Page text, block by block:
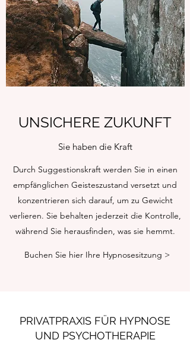
UNSICHERE ZUKUNFT
Sie haben die Kraft
Durch Suggestionskraft werden Sie in einen
empfänglichen Geisteszustand versetzt und
konzentrieren sich darauf, um zu Gewicht
verlieren. Sie behalten jederzeit die Kontrolle,
während Sie herausfinden, was sie hemmt.
Buchen Sie hier Ihre Hypnosesitzung >
PRIVATPRAXIS FÜR HYPNOSE
UND PSYCHOTHERAPIE